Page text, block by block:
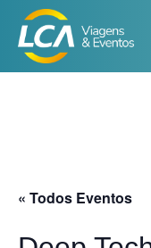
« Todos Eventos